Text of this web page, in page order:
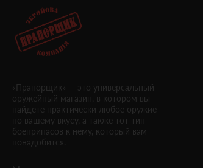
«Прапорщик» — это универсальный
оружейный магазин, в котором вы
найдете практически любое оружие
по вашему вкусу, а также тот тип
боеприпасов к нему, который вам
понадобится.